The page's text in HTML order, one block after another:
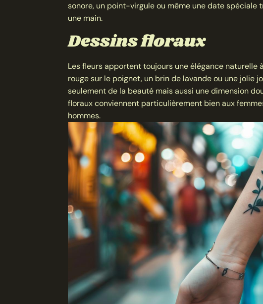
sonore, un point-virgule ou même une date
une main.
Dessins floraux
Les fleurs apportent toujours une élégance naturelle
rouge sur le poignet, un brin de lavande ou une jolie
seulement de la beauté mais aussi une dimension
floraux conviennent particulièrement bien aux
hommes.